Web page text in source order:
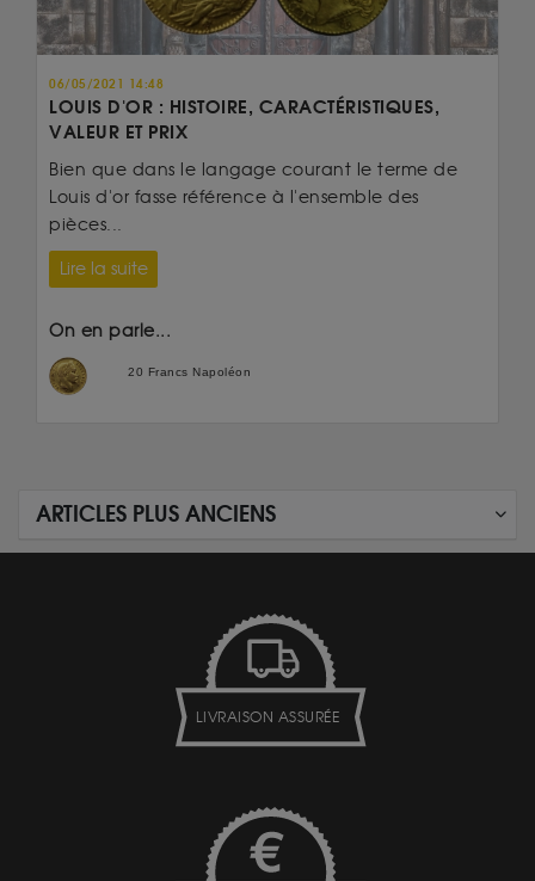
06/05/2021 14:48
LOUIS D'OR : HISTOIRE, CARACTÉRISTIQUES,
VALEUR ET PRIX
Bien que dans le langage courant le terme de
Louis d'or fasse référence à l'ensemble des
pièces...
Lire la suite
On en parle...
20 Francs Napoléon
ARTICLES PLUS ANCIENS
LIVRAISON ASSURÉE